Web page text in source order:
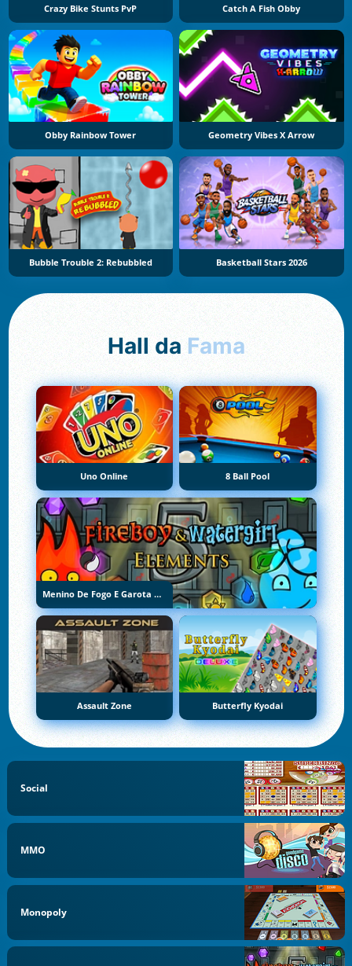
Crazy Bike Stunts PvP Catch A Fish Obby
Obby Rainbow Tower Geometry Vibes X Arrow
Bubble Trouble 2: Rebubbled Basketball Stars 2026
Hall da Fama
Uno Online 8 Ball Pool
Menino De Fogo E Garota De Água 5: Elementos
Assault Zone Butterfly Kyodai
Social
MMO
Monopoly